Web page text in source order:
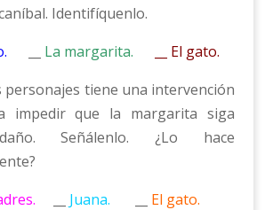
Identifíquenlo.
La margarita.
__ El gato.
personajes tiene una intervención
impedir que la margarita siga
Señálenlo. ¿Lo hace
Juana.
El gato.